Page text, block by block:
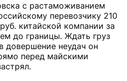
с растаможиванием
перевозчику 210
китайской компании за
до границы. Ждать груз
довершение неудач он
перед майскими